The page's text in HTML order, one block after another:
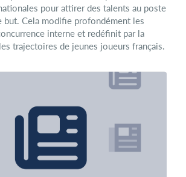
pour attirer des talents au poste
but. Cela modifie profondément les
interne et redéfinit par la
trajectoires de jeunes joueurs français.